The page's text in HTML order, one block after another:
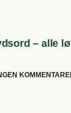
– alle